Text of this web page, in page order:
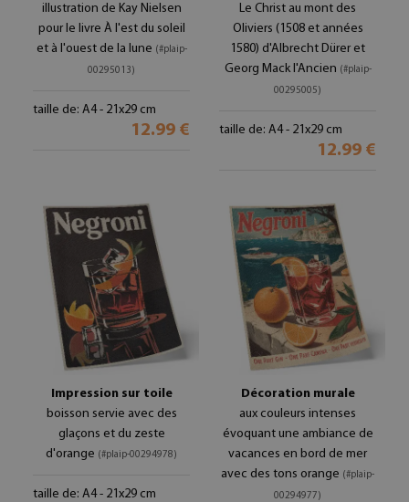
illustration de Kay Nielsen
pour le livre À l'est du soleil
et à l'ouest de la lune (#plaip-
00295013)
taille de: A4 - 21x29 cm
12.99 €
Le Christ au mont des
Oliviers (1508 et années
1580) d'Albrecht Dürer et
Georg Mack l'Ancien (#plaip-
00295005)
taille de: A4 - 21x29 cm
12.99 €
Impression sur toile
boisson servie avec des
glaçons et du zeste
d'orange (#plaip-00294978)
taille de: A4 - 21x29 cm
Décoration murale
aux couleurs intenses
évoquant une ambiance de
vacances en bord de mer
avec des tons orange (#plaip-
00294977)